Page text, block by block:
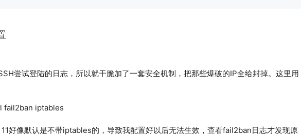
尝试登陆的日志，所以就干脆加了一套安全机制，把那些爆破的IP全给封掉。这里用
fail2ban iptables
好像默认是不带iptables的，导致我配置好以后无法生效，查看fail2ban日志才发现原